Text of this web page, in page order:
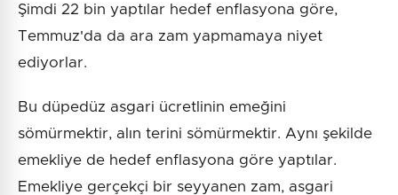
Şimdi 22 bin yaptılar hedef enflasyona göre,
Temmuz'da da ara zam yapmamaya niyet
ediyorlar.
Bu düpedüz asgari ücretlinin emeğini
sömürmektir, alın terini sömürmektir. Aynı şekilde
emekliye de hedef enflasyona göre yaptılar.
Emekliye gerçekçi bir seyyanen zam, asgari